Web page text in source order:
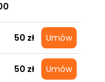
50 zł Umów
50 zł Umów